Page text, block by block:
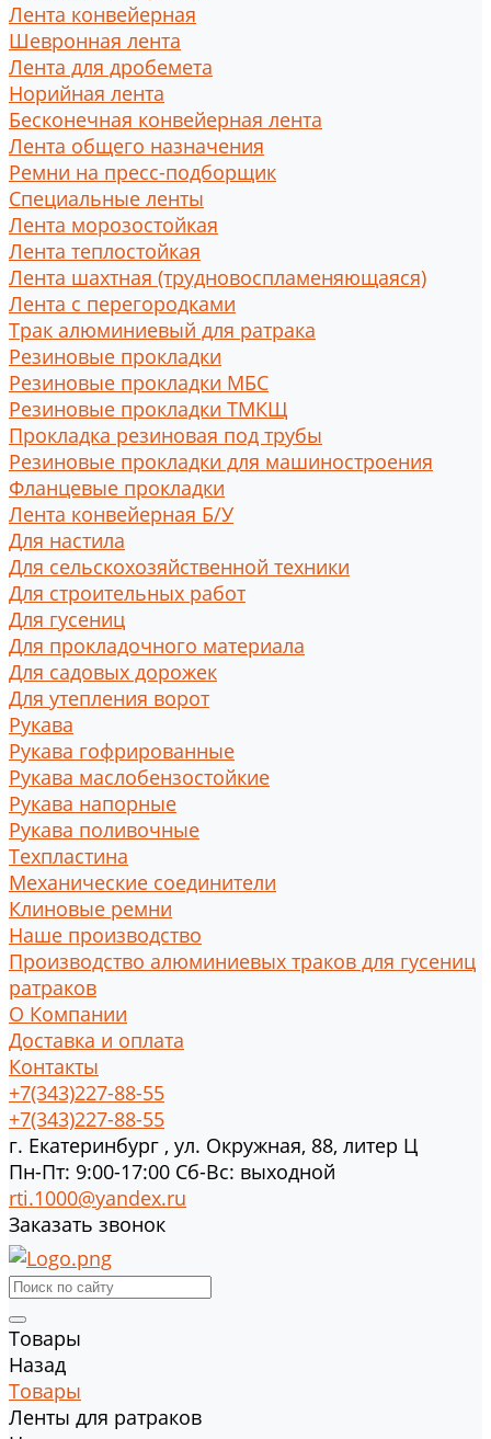
Лента конвейерная
Шевронная лента
Лента для дробемета
Норийная лента
Бесконечная конвейерная лента
Лента общего назначения
Ремни на пресс-подборщик
Специальные ленты
Лента морозостойкая
Лента теплостойкая
Лента шахтная (трудновоспламеняющаяся)
Лента с перегородками
Трак алюминиевый для ратрака
Резиновые прокладки
Резиновые прокладки МБС
Резиновые прокладки ТМКЩ
Прокладка резиновая под трубы
Резиновые прокладки для машиностроения
Фланцевые прокладки
Лента конвейерная Б/У
Для настила
Для сельскохозяйственной техники
Для строительных работ
Для гусениц
Для прокладочного материала
Для садовых дорожек
Для утепления ворот
Рукава
Рукава гофрированные
Рукава маслобензостойкие
Рукава напорные
Рукава поливочные
Техпластина
Механические соединители
Клиновые ремни
Наше производство
Производство алюминиевых траков для гусениц
ратраков
О Компании
Доставка и оплата
Контакты
+7(343)227-88-55
+7(343)227-88-55
г. Екатеринбург , ул. Окружная, 88, литер Ц
Пн-Пт: 9:00-17:00 Cб-Вс: выходной
rti.1000@yandex.ru
Заказать звонок
Товары
Назад
Товары
Ленты для ратраков